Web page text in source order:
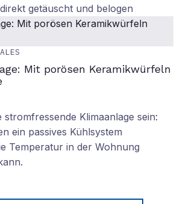
getäuscht und belogen
Mit porösen Keramikwürfeln
stromfressende Klimaanlage sein:
ein passives Kühlsystem
Temperatur in der Wohnung